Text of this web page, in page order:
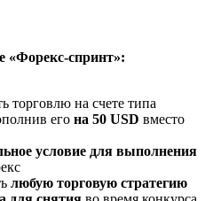
«Форекс-спринт»:
торговлю на счете типа
его на 50 USD вместо
условие для выполнения
любую торговую стратегию